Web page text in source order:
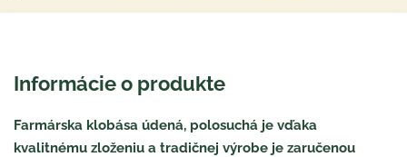
Informácie o produkte
Farmárska klobása údená, polosuchá je vďaka
kvalitnému zloženiu a tradičnej výrobe je zaručenou